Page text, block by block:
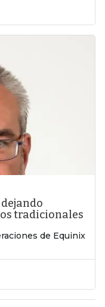
tradicionales
de Equinix